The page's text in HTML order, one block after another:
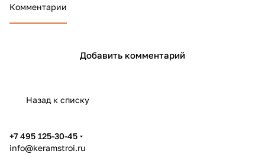
Комментарии
Добавить комментарий
Назад к списку
+7 495 125-30-45
info@keramstroi.ru